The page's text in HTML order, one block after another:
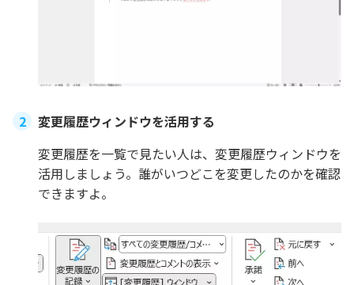
変更履歴ウィンドウを活用する
変更履歴を一覧で見たい人は、変更履歴ウィンドウを
活用しましょう。誰がいつどこを変更したのかを確認
できますよ。